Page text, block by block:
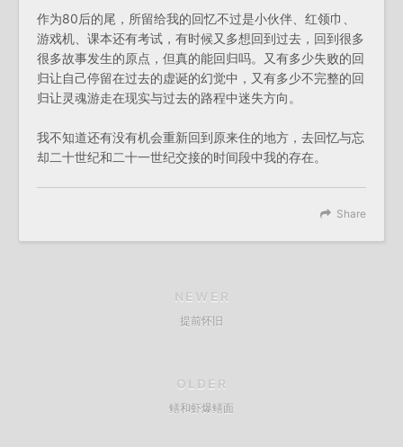
作为80后的尾，所留给我的回忆不过是小伙伴、红领巾、
游戏机、课本还有考试，有时候又多想回到过去，回到很多
很多故事发生的原点，但真的能回归吗。又有多少失败的回
归让自己停留在过去的虚诞的幻觉中，又有多少不完整的回
归让灵魂游走在现实与过去的路程中迷失方向。
我不知道还有没有机会重新回到原来住的地方，去回忆与忘
却二十世纪和二十一世纪交接的时间段中我的存在。
Share
NEWER
提前怀旧
OLDER
鳝和虾爆鳝面